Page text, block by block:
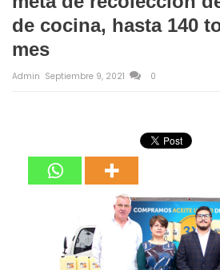
de cocina, hasta 140
mes
Admin Septiembre 9, 2021 0